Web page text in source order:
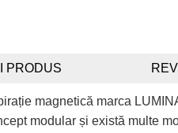
PRODUS
magnetică marca
modular și există multe